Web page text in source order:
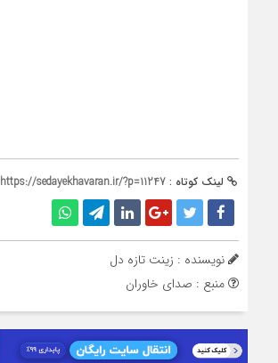
لینک کوتاه : https://sedayekhavaran.ir/?p=11247
نویسنده : زینت تازه دل
منبع : صدای خاوران